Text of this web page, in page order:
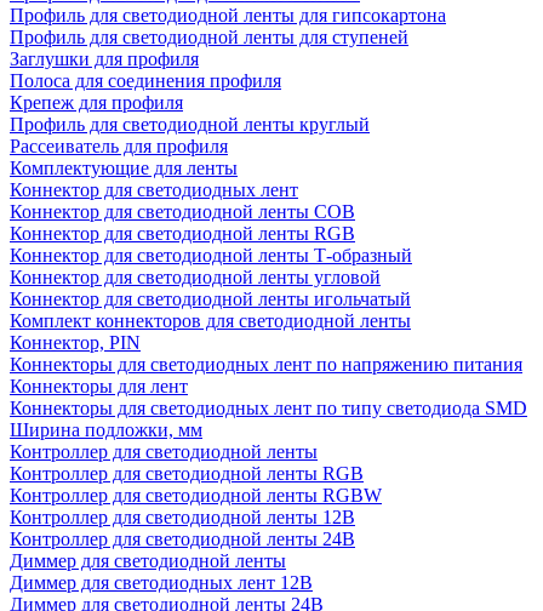
Профиль для светодиодной ленты для гипсокартона
Профиль для светодиодной ленты для ступеней
Заглушки для профиля
Полоса для соединения профиля
Крепеж для профиля
Профиль для светодиодной ленты круглый
Рассеиватель для профиля
Комплектующие для ленты
Коннектор для светодиодных лент
Коннектор для светодиодной ленты COB
Коннектор для светодиодной ленты RGB
Коннектор для светодиодной ленты Т-образный
Коннектор для светодиодной ленты угловой
Коннектор для светодиодной ленты игольчатый
Комплект коннекторов для светодиодной ленты
Коннектор, PIN
Коннекторы для светодиодных лент по напряжению питания
Коннекторы для лент
Коннекторы для светодиодных лент по типу светодиода SMD
Ширина подложки, мм
Контроллер для светодиодной ленты
Контроллер для светодиодной ленты RGB
Контроллер для светодиодной ленты RGBW
Контроллер для светодиодной ленты 12В
Контроллер для светодиодной ленты 24В
Диммер для светодиодной ленты
Диммер для светодиодных лент 12В
Диммер для светодиодной ленты 24В